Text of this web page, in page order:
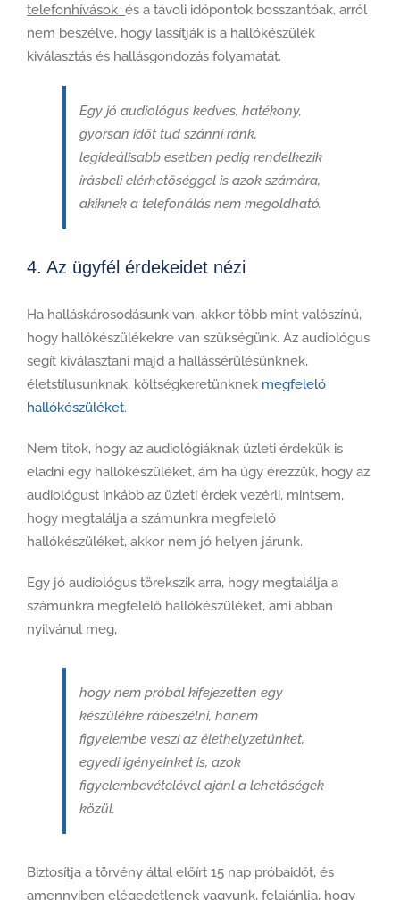
telefonhívások és a távoli időpontok bosszantóak, arról
nem beszélve, hogy lassítják is a hallókészülék
kiválasztás és hallásgondozás folyamatát.
Egy jó audiológus kedves, hatékony,
gyorsan időt tud szánni ránk,
legideálisabb esetben pedig rendelkezik
írásbeli elérhetőséggel is azok számára,
akiknek a telefonálás nem megoldható.
4. Az ügyfél érdekeidet nézi
Ha halláskárosodásunk van, akkor több mint valószínű,
hogy hallókészülékekre van szükségünk. Az audiológus
segít kiválasztani majd a hallássérülésünknek,
életstílusunknak, költségkeretünknek megfelelő
hallókészüléket.
Nem titok, hogy az audiológiáknak üzleti érdekük is
eladni egy hallókészüléket, ám ha úgy érezzük, hogy az
audiológust inkább az üzleti érdek vezérli, mintsem,
hogy megtalálja a számunkra megfelelő
hallókészüléket, akkor nem jó helyen járunk.
Egy jó audiológus törekszik arra, hogy megtalálja a
számunkra megfelelő hallókészüléket, ami abban
nyilvánul meg,
hogy nem próbál kifejezetten egy
készülékre rábeszélni, hanem
figyelembe veszi az élethelyzetünket,
egyedi igényeinket is, azok
figyelembevételével ajánl a lehetőségek
közül.
Biztosítja a törvény által előírt 15 nap próbaidőt, és
amennyiben elégedetlenek vagyunk, felajánlja, hogy